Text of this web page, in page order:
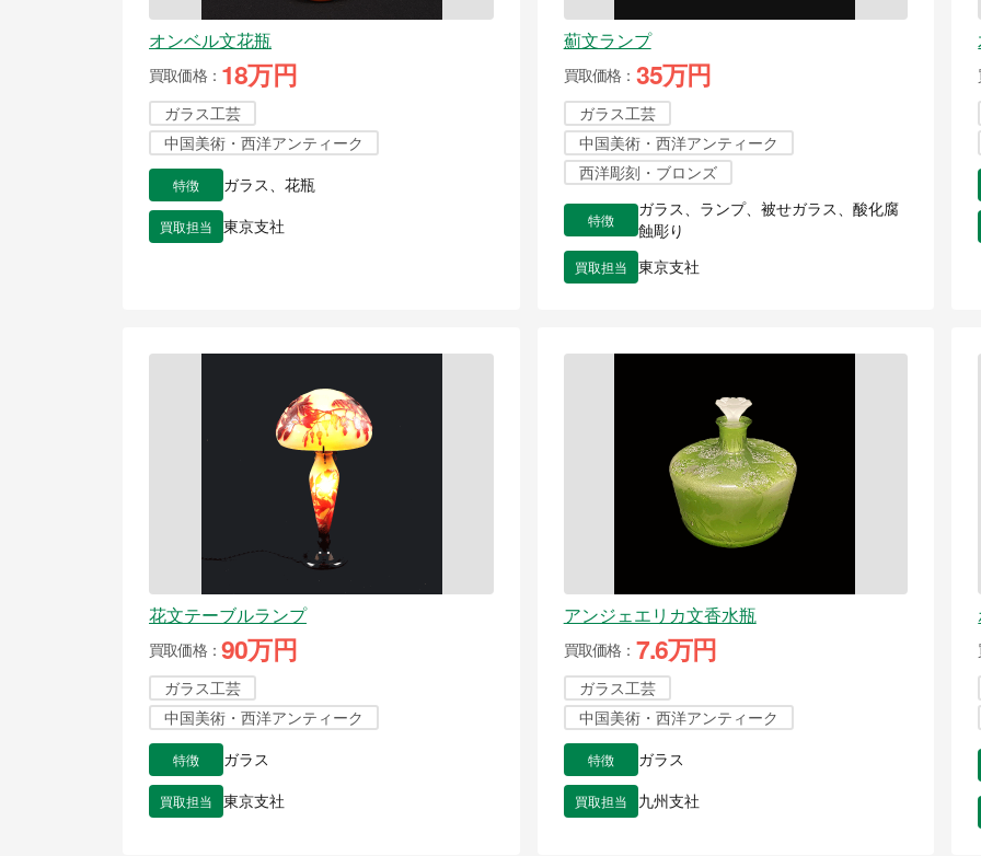
オンベル文花瓶
買取価格 18万円
ガラス工芸
中国美術・西洋アンティーク
特徴 ガラス、花瓶
買取担当 東京支社
薊文ランプ
買取価格 35万円
ガラス工芸
中国美術・西洋アンティーク
西洋彫刻・ブロンズ
特徴
ガラス、ランプ、被せガラス、酸化腐
蝕彫り
買取担当 東京支社
花文テーブルランプ
買取価格 90万円
ガラス工芸
中国美術・西洋アンティーク
特徴 ガラス
買取担当 東京支社
アンジェエリカ文香水瓶
買取価格 7.6万円
ガラス工芸
中国美術・西洋アンティーク
特徴 ガラス
買取担当 九州支社